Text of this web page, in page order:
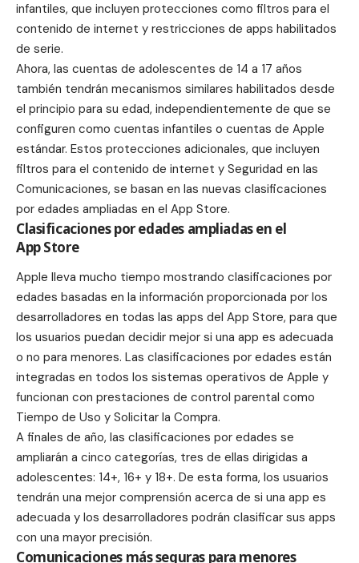
infantiles, que incluyen protecciones como filtros para el
contenido de internet y restricciones de apps habilitados
de serie.
Ahora, las cuentas de adolescentes de 14 a 17 años
también tendrán mecanismos similares habilitados desde
el principio para su edad, independientemente de que se
configuren como cuentas infantiles o cuentas de Apple
estándar. Estos protecciones adicionales, que incluyen
filtros para el contenido de internet y Seguridad en las
Comunicaciones, se basan en las nuevas clasificaciones
por edades ampliadas en el App Store.
Clasificaciones por edades ampliadas en el
App Store
Apple lleva mucho tiempo mostrando clasificaciones por
edades basadas en la información proporcionada por los
desarrolladores en todas las apps del App Store, para que
los usuarios puedan decidir mejor si una app es adecuada
o no para menores. Las clasificaciones por edades están
integradas en todos los sistemas operativos de Apple y
funcionan con prestaciones de control parental como
Tiempo de Uso y Solicitar la Compra.
A finales de año, las clasificaciones por edades se
ampliarán a cinco categorías, tres de ellas dirigidas a
adolescentes: 14+, 16+ y 18+. De esta forma, los usuarios
tendrán una mejor comprensión acerca de si una app es
adecuada y los desarrolladores podrán clasificar sus apps
con una mayor precisión.
Comunicaciones más seguras para menores